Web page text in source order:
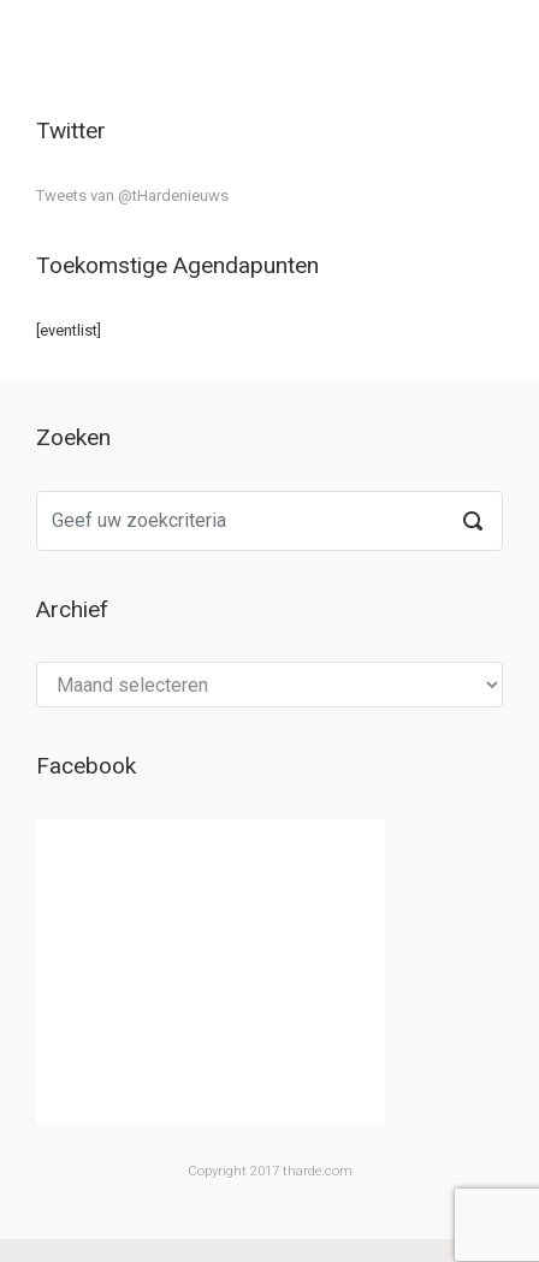
Twitter
Tweets van @tHardenieuws
Toekomstige Agendapunten
[eventlist]
Zoeken
Archief
Facebook
Copyright 2017 tharde.com